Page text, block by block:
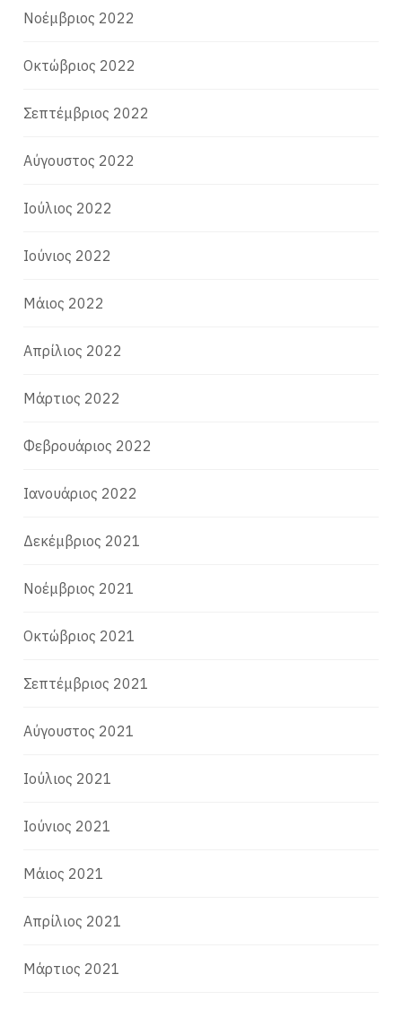
Νοέμβριος 2022
Οκτώβριος 2022
Σεπτέμβριος 2022
Αύγουστος 2022
Ιούλιος 2022
Ιούνιος 2022
Μάιος 2022
Απρίλιος 2022
Μάρτιος 2022
Φεβρουάριος 2022
Ιανουάριος 2022
Δεκέμβριος 2021
Νοέμβριος 2021
Οκτώβριος 2021
Σεπτέμβριος 2021
Αύγουστος 2021
Ιούλιος 2021
Ιούνιος 2021
Μάιος 2021
Απρίλιος 2021
Μάρτιος 2021